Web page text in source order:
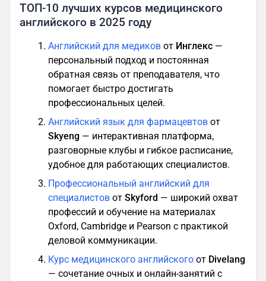
ТОП-10 лучших курсов медицинского
английского в 2025 году
Английский для медиков от Инглекс —
персональный подход и постоянная
обратная связь от преподавателя, что
помогает быстро достигать
профессиональных целей.
Английский язык для фармацевтов от
Skyeng — интерактивная платформа,
разговорные клубы и гибкое расписание,
удобное для работающих специалистов.
Профессиональный английский для
специалистов от Skyford — широкий охват
профессий и обучение на материалах
Oxford, Cambridge и Pearson с практикой
деловой коммуникации.
Курс медицинского английского от Divelang
— сочетание очных и онлайн-занятий с